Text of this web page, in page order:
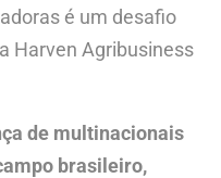
é um desafio
Harven Agribusiness
de multinacionais
brasileiro,